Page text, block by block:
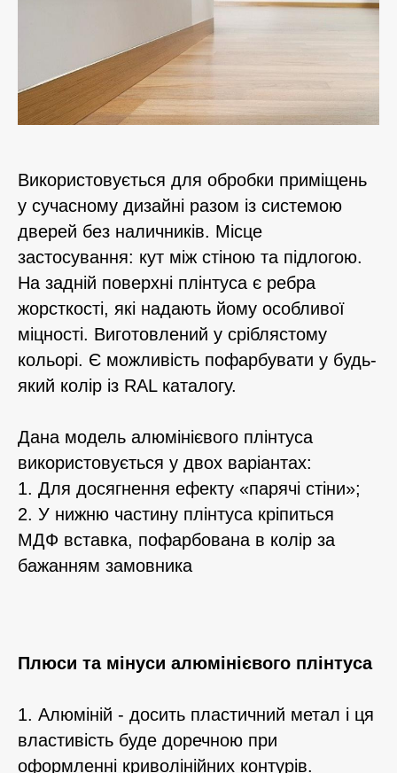
Використовується для обробки приміщень
у сучасному дизайні разом із системою
дверей без наличників. Місце
застосування: кут між стіною та підлогою.
На задній поверхні плінтуса є ребра
жорсткості, які надають йому особливої
міцності. Виготовлений у сріблястому
кольорі. Є можливість пофарбувати у будь-
який колір із RAL каталогу.
Дана модель алюмінієвого плінтуса
використовується у двох варіантах:
1. Для досягнення ефекту «парячі стіни»;
2. У нижню частину плінтуса кріпиться
МДФ вставка, пофарбована в колір за
бажанням замовника
Плюси та мінуси алюмінієвого плінтуса
1. Алюміній - досить пластичний метал і ця
властивість буде доречною при
оформленні криволінійних контурів.